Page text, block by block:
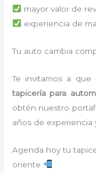
mayor valor de
experiencia de
Tu auto cambia
Te invitamos a
tapicería para
obtén nuestro
años de
Agenda hoy tu
oriente